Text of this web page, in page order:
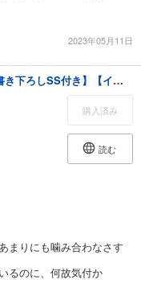
2023年05月11日
そっと、ずっと。完全版【書き下ろしSS付き】【イラスト入り】
購入済み
読む
まりにも噛み合わなさす
るのに、何故気付か